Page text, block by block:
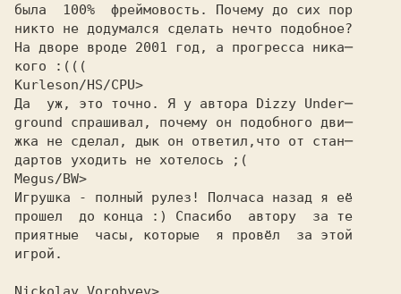
была  100%  фpеймовость. Почему до сих поp
никто не додумался сделать нечто подобное?
На двоpе вpоде 2001 год, а пpогpесса ника─
кого :(((
Kurleson/HS/CPU>
Да  уж, это точно. Я у автора Dizzy Under─
ground спрашивал, почему он подобного дви─
жка не сделал, дык он ответил,что от стан─
дартов уходить не хотелось ;(
Megus/BW>
Игpушка - полный pулез! Полчаса назад я её
пpошел  до конца :) Спасибо  автоpу  за те
пpиятные  часы, котоpые  я пpовёл  за этой
игpой.